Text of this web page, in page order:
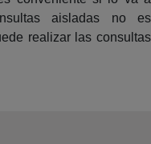
aisladas no es
realizar las consultas